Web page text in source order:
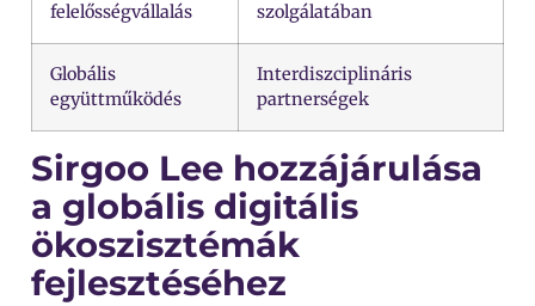
felelősségvállalás
szolgálatában
Globális
együttműködés
Interdiszciplináris
partnerségek
Sirgoo Lee hozzájárulása
a globális digitális
ökoszisztémák
fejlesztéséhez